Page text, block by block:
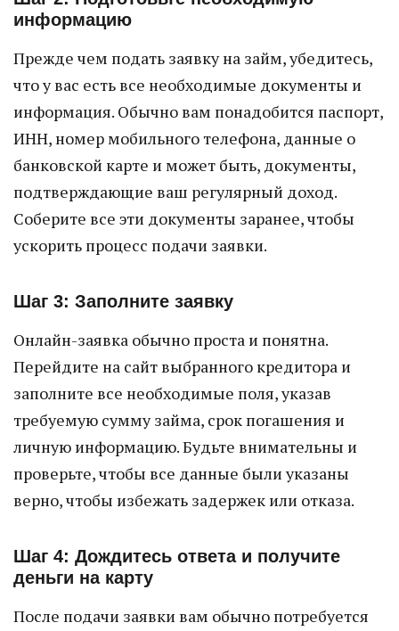
информацию
Прежде чем подать заявку на займ, убедитесь,
что у вас есть все необходимые документы и
информация. Обычно вам понадобится паспорт,
ИНН, номер мобильного телефона, данные о
банковской карте и может быть, документы,
подтверждающие ваш регулярный доход.
Соберите все эти документы заранее, чтобы
ускорить процесс подачи заявки.
Шаг 3: Заполните заявку
Онлайн-заявка обычно проста и понятна.
Перейдите на сайт выбранного кредитора и
заполните все необходимые поля, указав
требуемую сумму займа, срок погашения и
личную информацию. Будьте внимательны и
проверьте, чтобы все данные были указаны
верно, чтобы избежать задержек или отказа.
Шаг 4: Дождитесь ответа и получите
деньги на карту
После подачи заявки вам обычно потребуется